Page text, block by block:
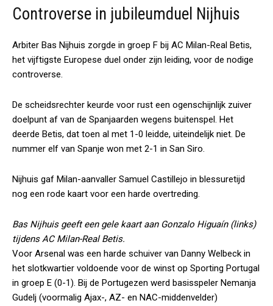
Controverse in jubileumduel Nijhuis
Arbiter Bas Nijhuis zorgde in groep F bij AC Milan-Real Betis,
het vijftigste Europese duel onder zijn leiding, voor de nodige
controverse.
De scheidsrechter keurde voor rust een ogenschijnlijk zuiver
doelpunt af van de Spanjaarden wegens buitenspel. Het
deerde Betis, dat toen al met 1-0 leidde, uiteindelijk niet. De
nummer elf van Spanje won met 2-1 in San Siro.
Nijhuis gaf Milan-aanvaller Samuel Castillejo in blessuretijd
nog een rode kaart voor een harde overtreding.
Bas Nijhuis geeft een gele kaart aan Gonzalo Higuaín (links)
tijdens AC Milan-Real Betis.
Voor Arsenal was een harde schuiver van Danny Welbeck in
het slotkwartier voldoende voor de winst op Sporting Portugal
in groep E (0-1). Bij de Portugezen werd basisspeler Nemanja
Gudelj (voormalig Ajax-, AZ- en NAC-middenvelder)